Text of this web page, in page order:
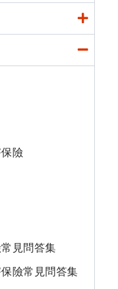
險
見問答集
險常見問答集